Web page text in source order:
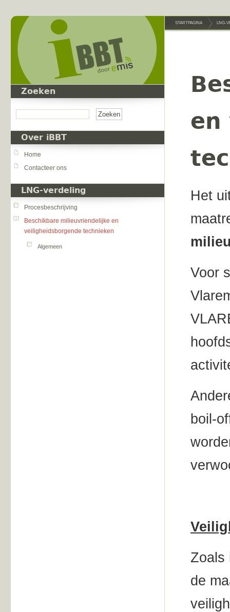
Zoeken
Over iBBT
Home
Contacteer ons
LNG-verdeling
Procesbeschrijving
Beschikbare milieuvriendelijke en
veiligheidsborgende technieken
Algemeen
STARTPAGINA LNG-
en
Het
Voor
boil-
Zoals
de